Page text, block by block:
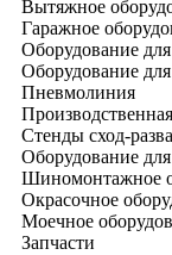
Вытяжное
Гаражное
Оборудование
Оборудование
Пневмолиния
Стенды сход-
Оборудование
Шиномонтажное
Окрасочное
Моечное
Запчасти